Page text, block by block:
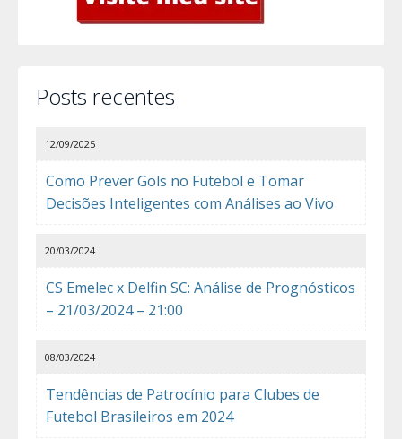
Posts recentes
Como Prever Gols no Futebol e Tomar
Decisões Inteligentes com Análises ao Vivo
12/09/2025
CS Emelec x Delfin SC: Análise de Prognósticos
– 21/03/2024 – 21:00
20/03/2024
Tendências de Patrocínio para Clubes de
Futebol Brasileiros em 2024
08/03/2024